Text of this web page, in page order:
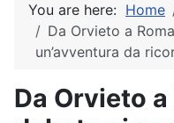
You are here: Home
Da Orvieto a
un’avventura da
Da Orvieto